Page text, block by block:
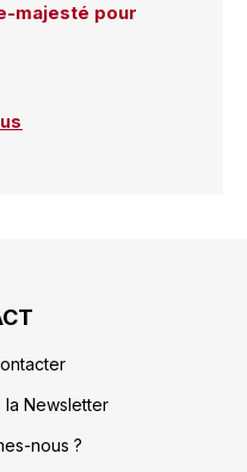
majesté pour
Newsletter
nous ?